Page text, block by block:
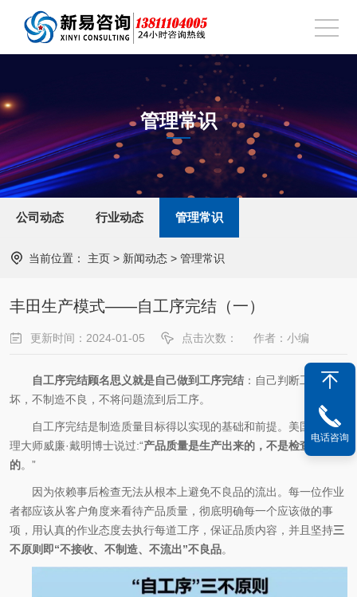
管理常识
公司动态 行业动态 管理常识
当前位置： 主页 > 新闻动态 > 管理常识
丰田生产模式——自工序完结（一）
更新时间：2024-01-05 点击次数： 作者：小编
自工序完结顾名思义就是自己做到工序完结 ：自己判断工作的好
坏，不制造不良，不将问题流到后工序。
自工序完结是制造质量目标得以实现的基础和前提。美国质量管
理大师威廉·戴明博士说过:“产品质量是生产出来的，不是检查出来
的。”
因为依赖事后检查无法从根本上避免不良品的流出。每一位作业
者都应该从客户角度来看待产品质量，彻底明确每一个应该做的事
项，用认真的作业态度去执行每道工序，保证品质内容，并且坚持三
不原则即“不接收、不制造、不流出”不良品。
电话咨询